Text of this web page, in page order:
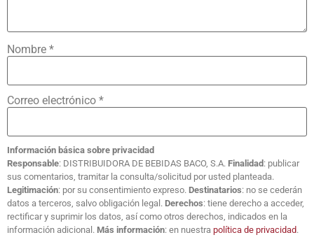
Nombre *
Correo electrónico *
Información básica sobre privacidad
Responsable: DISTRIBUIDORA DE BEBIDAS BACO, S.A. Finalidad: publicar
sus comentarios, tramitar la consulta/solicitud por usted planteada.
Legitimación: por su consentimiento expreso. Destinatarios: no se cederán
datos a terceros, salvo obligación legal. Derechos: tiene derecho a acceder,
rectificar y suprimir los datos, así como otros derechos, indicados en la
información adicional. Más información: en nuestra política de privacidad.